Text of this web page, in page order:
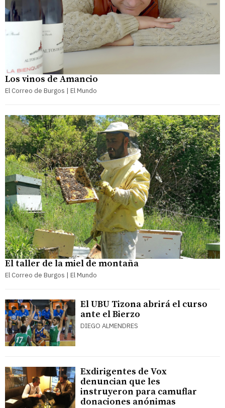
Los vinos de Amancio
El Correo de Burgos | El Mundo
El taller de la miel de montaña
El Correo de Burgos | El Mundo
El UBU Tizona abrirá el curso
ante el Bierzo
DIEGO ALMENDRES
Exdirigentes de Vox
denuncian que les
instruyeron para camuflar
donaciones anónimas